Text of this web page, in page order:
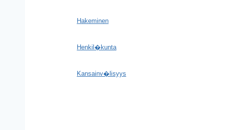
Hakeminen
Henkil�kunta
Kansainv�lisyys